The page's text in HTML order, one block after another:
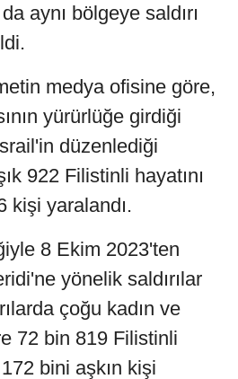
aynı bölgeye saldırı
medya ofisine göre,
yürürlüğe girdiği
düzenlediği
922 Filistinli hayatını
kişi yaralandı.
8 Ekim 2023'ten
yönelik saldırılar
çoğu kadın ve
72 bin 819 Filistinli
bini aşkın kişi